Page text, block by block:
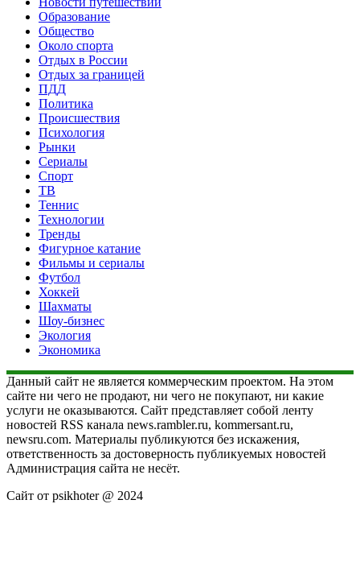
Образование
Общество
Около спорта
Отдых в России
Отдых за границей
ПДД
Политика
Происшествия
Психология
Рынки
Сериалы
Спорт
ТВ
Теннис
Технологии
Тренды
Фигурное катание
Фильмы и сериалы
Футбол
Хоккей
Шахматы
Шоу-бизнес
Экология
Экономика
Данный сайт не является коммерческим проектом. На этом
сайте ни чего не продают, ни чего не покупают, ни какие
услуги не оказываются. Сайт представляет собой ленту
новостей RSS канала news.rambler.ru, kommersant.ru,
newsru.com. Материалы публикуются без искажения,
ответственность за достоверность публикуемых новостей
Администрация сайта не несёт.
Сайт от psikhoter @ 2024